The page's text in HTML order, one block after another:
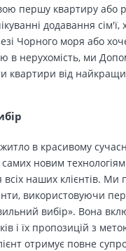
першу квартиру або
додавання сім'ї,
Чорного моря або
в нерухомість, ми
квартири від
в красивому
новим
наших клієнтів. Ми
використовуючи
вибір». Вона
і їх пропозицій з
отримує повне